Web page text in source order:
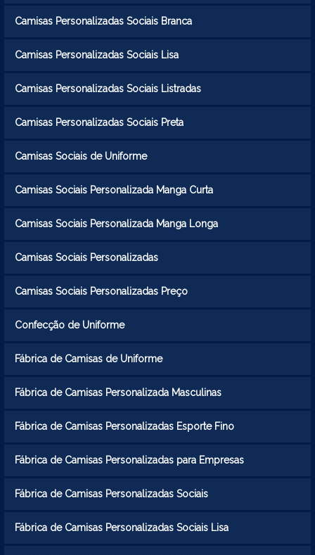
Camisas Personalizadas Sociais Branca
Camisas Personalizadas Sociais Lisa
Camisas Personalizadas Sociais Listradas
Camisas Personalizadas Sociais Preta
Camisas Sociais de Uniforme
Camisas Sociais Personalizada Manga Curta
Camisas Sociais Personalizada Manga Longa
Camisas Sociais Personalizadas
Camisas Sociais Personalizadas Preço
Confecção de Uniforme
Fábrica de Camisas de Uniforme
Fábrica de Camisas Personalizada Masculinas
Fábrica de Camisas Personalizadas Esporte Fino
Fábrica de Camisas Personalizadas para Empresas
Fábrica de Camisas Personalizadas Sociais
Fábrica de Camisas Personalizadas Sociais Lisa